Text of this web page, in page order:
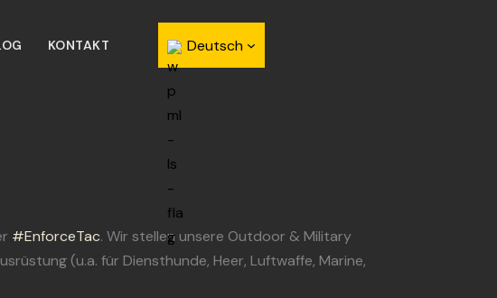
KONTAKT Deutsch
#EnforceTac. Wir stellen unsere Outdoor & Military
(u.a. für Diensthunde, Heer, Luftwaffe, Marine,